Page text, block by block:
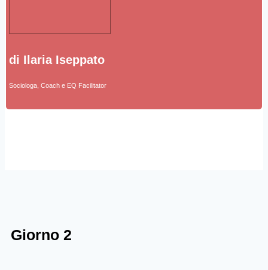
di Ilaria Iseppato
Sociologa, Coach e EQ Facilitator
Giorno 2